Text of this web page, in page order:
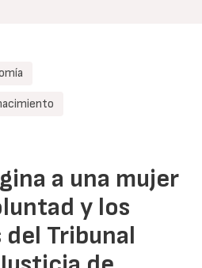
a una mujer
y los
Tribunal